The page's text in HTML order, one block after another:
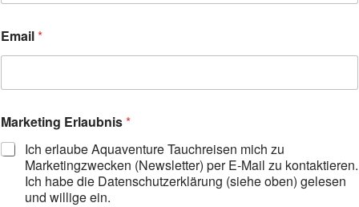
Email*
Marketing Erlaubnis*
Ich erlaube Aquaventure Tauchreisen mich zu
Marketingzwecken (Newsletter) per E-Mail zu kontaktieren.
Ich habe die Datenschutzerklärung (siehe oben) gelesen
und willige ein.